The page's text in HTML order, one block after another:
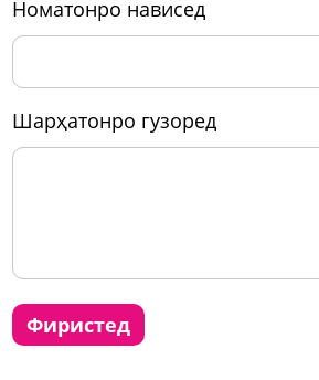
номатонро нависед
шарҳатонро гузоред
фиристед